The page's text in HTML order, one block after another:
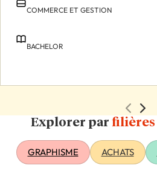
COMMERCE ET GESTION
BACHELOR
Explorer par filières
GRAPHISME ACHATS